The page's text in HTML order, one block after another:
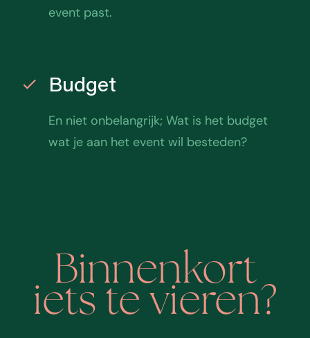
event past.
Budget
En niet onbelangrijk; Wat is het budget
wat je aan het event wil besteden?
Binnenkort
iets te vieren?